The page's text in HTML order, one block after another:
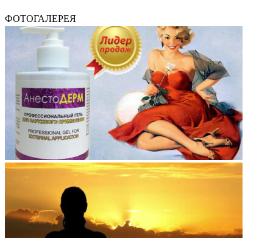
ФОТОГАЛЕРЕЯ